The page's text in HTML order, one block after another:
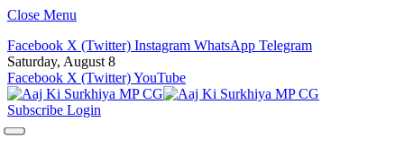
Close Menu
Facebook X (Twitter) Instagram WhatsApp Telegram
Saturday, August 8
Facebook X (Twitter)YouTube
Subscribe Login